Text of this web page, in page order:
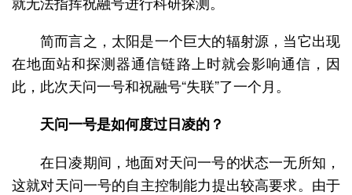
简而言之，太阳是一个巨大的辐射源，当它出现
在地面站和探测器通信链路上时就会影响通信，因
此，此次天问一号和祝融号“失联”了一个月。
天问一号是如何度过日凌的？
在日凌期间，地面对天问一号的状态一无所知，
这就对天问一号的自主控制能力提出较高要求。由于